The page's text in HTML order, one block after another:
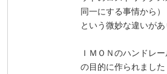
同一にする事情から）
という微妙な違いがあ
ＩＭＯＮのハンドレ
の目的に作られまし